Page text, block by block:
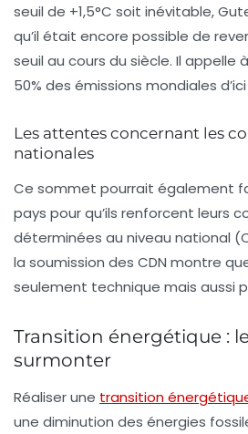
seuil de +1,5°C soit inévitable,
qu’il était encore possible de
seuil au cours du siècle. Il appelle
50% des émissions mondiales d’ici
Les attentes concernant les
nationales
Ce sommet pourrait également
pays pour qu’ils renforcent leurs
déterminées au niveau national
la soumission des CDN montre
seulement technique mais aussi
Transition énergétique :
surmonter
Réaliser une transition
une diminution des énergies